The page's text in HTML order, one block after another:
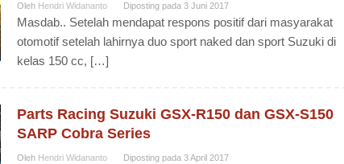
Oleh Hendri Widananto Diposting pada 3 Juni 2017
Masdab.. Setelah mendapat respons positif dari masyarakat
otomotif setelah lahirnya duo sport naked dan sport Suzuki di
kelas 150 cc, […]
Parts Racing Suzuki GSX-R150 dan GSX-S150
SARP Cobra Series
Oleh Hendri Widananto Diposting pada 3 April 2017